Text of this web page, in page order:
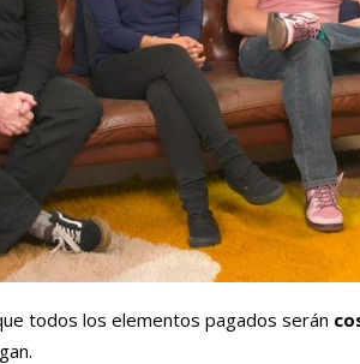
todos los elementos pagados serán